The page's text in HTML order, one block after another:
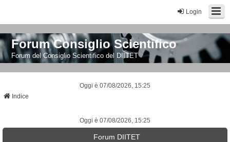
Login
Forum Consiglio Scientifico
Forum del Consiglio Scientifico del DIITET
Oggi è 07/08/2026, 15:25
Indice
Oggi è 07/08/2026, 15:25
Forum DIITET